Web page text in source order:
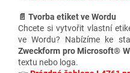
📄 Tvorba etiket ve Wordu
Chcete si vytvořit vlastní
ve Wordu? Nabízíme ke
Zweckform pro Microsoft®
textu nebo loga.